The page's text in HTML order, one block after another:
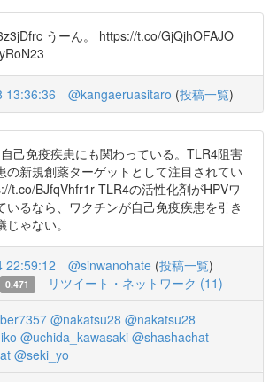
うーん。 https://t.co/GjQjhOFAJO
13:36:36 @kangaeruasitaro (投稿一覧)
己免疫疾患にも関わっている。TLR4阻害
の新規創薬ターゲットとして注目されてい
t.co/BJfqVhfr1r TLR4の活性化剤がHPVワ
いるなら、ワクチンが自己免疫疾患を引き
ゃない。
22:59:12 @sinwanohate (投稿一覧)
0.471 リツイート・ネットワーク (11)
@nakatsu28 @nakatsu28
@uchida_kawasaki @shashachat
@seki_yo